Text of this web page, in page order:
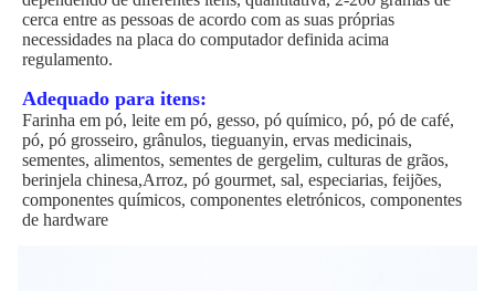
cerca entre as pessoas de acordo com as suas próprias
necessidades na placa do computador definida acima
regulamento.
Adequado para itens:
Farinha em pó, leite em pó, gesso, pó químico, pó, pó de café,
pó, pó grosseiro, grânulos, tieguanyin, ervas medicinais,
sementes, alimentos, sementes de gergelim, culturas de grãos,
berinjela chinesa,Arroz, pó gourmet, sal, especiarias, feijões,
componentes químicos, componentes eletrónicos, componentes
de hardware